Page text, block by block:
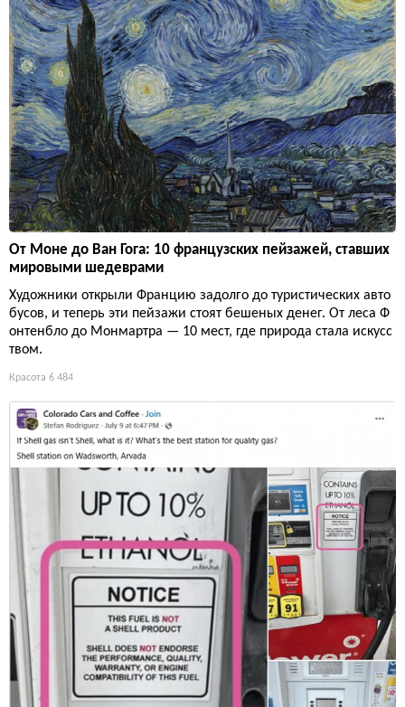
От Моне до Ван Гога: 10 французских пейзажей, ставших
мировыми шедеврами
Художники открыли Францию задолго до туристических авто
бусов, и теперь эти пейзажи стоят бешеных денег. От леса Ф
онтенбло до Монмартра — 10 мест, где природа стала искусс
твом.
Красота 6 484